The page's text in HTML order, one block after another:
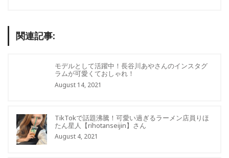
関連記事:
モデルとして活躍中！長谷川あやさんのインスタグ
ラムが可愛くておしゃれ！
August 14, 2021
TikTokで話題沸騰！可愛い過ぎるラーメン店員りほ
たん星人【rihotanseijin】さん
August 4, 2021